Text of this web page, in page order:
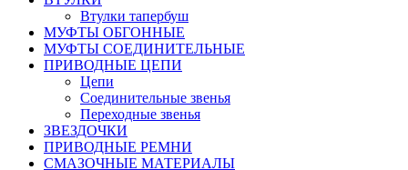
Втулки тапербуш
МУФТЫ ОБГОННЫЕ
МУФТЫ СОЕДИНИТЕЛЬНЫЕ
ПРИВОДНЫЕ ЦЕПИ
Цепи
Соединительные звенья
Переходные звенья
ЗВЕЗДОЧКИ
ПРИВОДНЫЕ РЕМНИ
СМАЗОЧНЫЕ МАТЕРИАЛЫ